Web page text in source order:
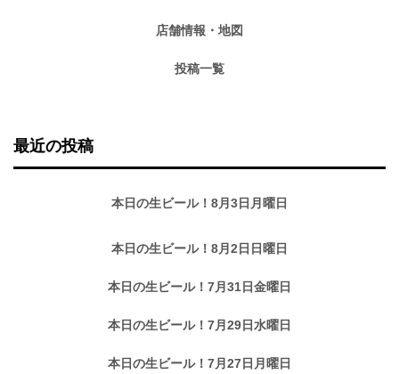
店舗情報・地図
投稿一覧
最近の投稿
本日の生ビール！8月3日月曜日
本日の生ビール！8月2日日曜日
本日の生ビール！7月31日金曜日
本日の生ビール！7月29日水曜日
本日の生ビール！7月27日月曜日